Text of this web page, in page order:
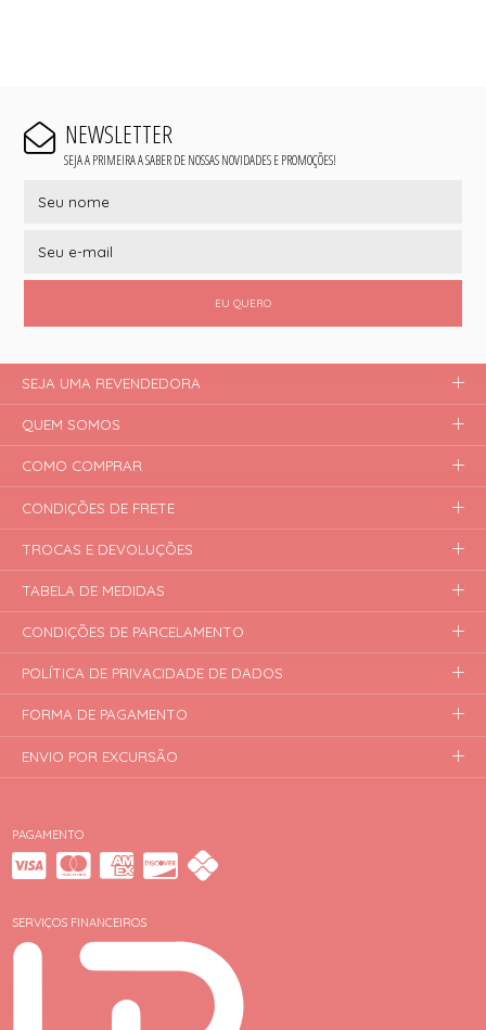
NEWSLETTER
SEJA A PRIMEIRA A SABER DE NOSSAS NOVIDADES E PROMOÇÕES!
EU QUERO
PAGAMENTO
SERVIÇOS FINANCEIROS
SEJA UMA REVENDEDORA
QUEM SOMOS
COMO COMPRAR
CONDIÇÕES DE FRETE
TROCAS E DEVOLUÇÕES
TABELA DE MEDIDAS
CONDIÇÕES DE PARCELAMENTO
POLÍTICA DE PRIVACIDADE DE DADOS
FORMA DE PAGAMENTO
ENVIO POR EXCURSÃO